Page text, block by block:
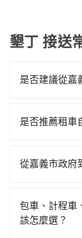
墾丁 接送
是否建議從嘉
從最早06:59
30分鐘。抵達
10分鐘出站、
花144分鐘、
是否推薦租車
時不需要閉目
$115~205承
市政府到墾丁
從嘉義市政府
灣大車隊，如
義市政府附近
包車、計程車
該怎麼選？